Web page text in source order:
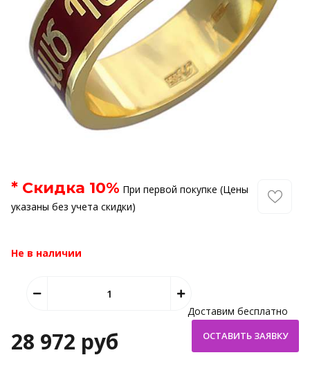
* Скидка 10% При первой покупке (Цены
указаны без учета скидки)
Не в наличии
28 972 руб
Доставим бесплатно